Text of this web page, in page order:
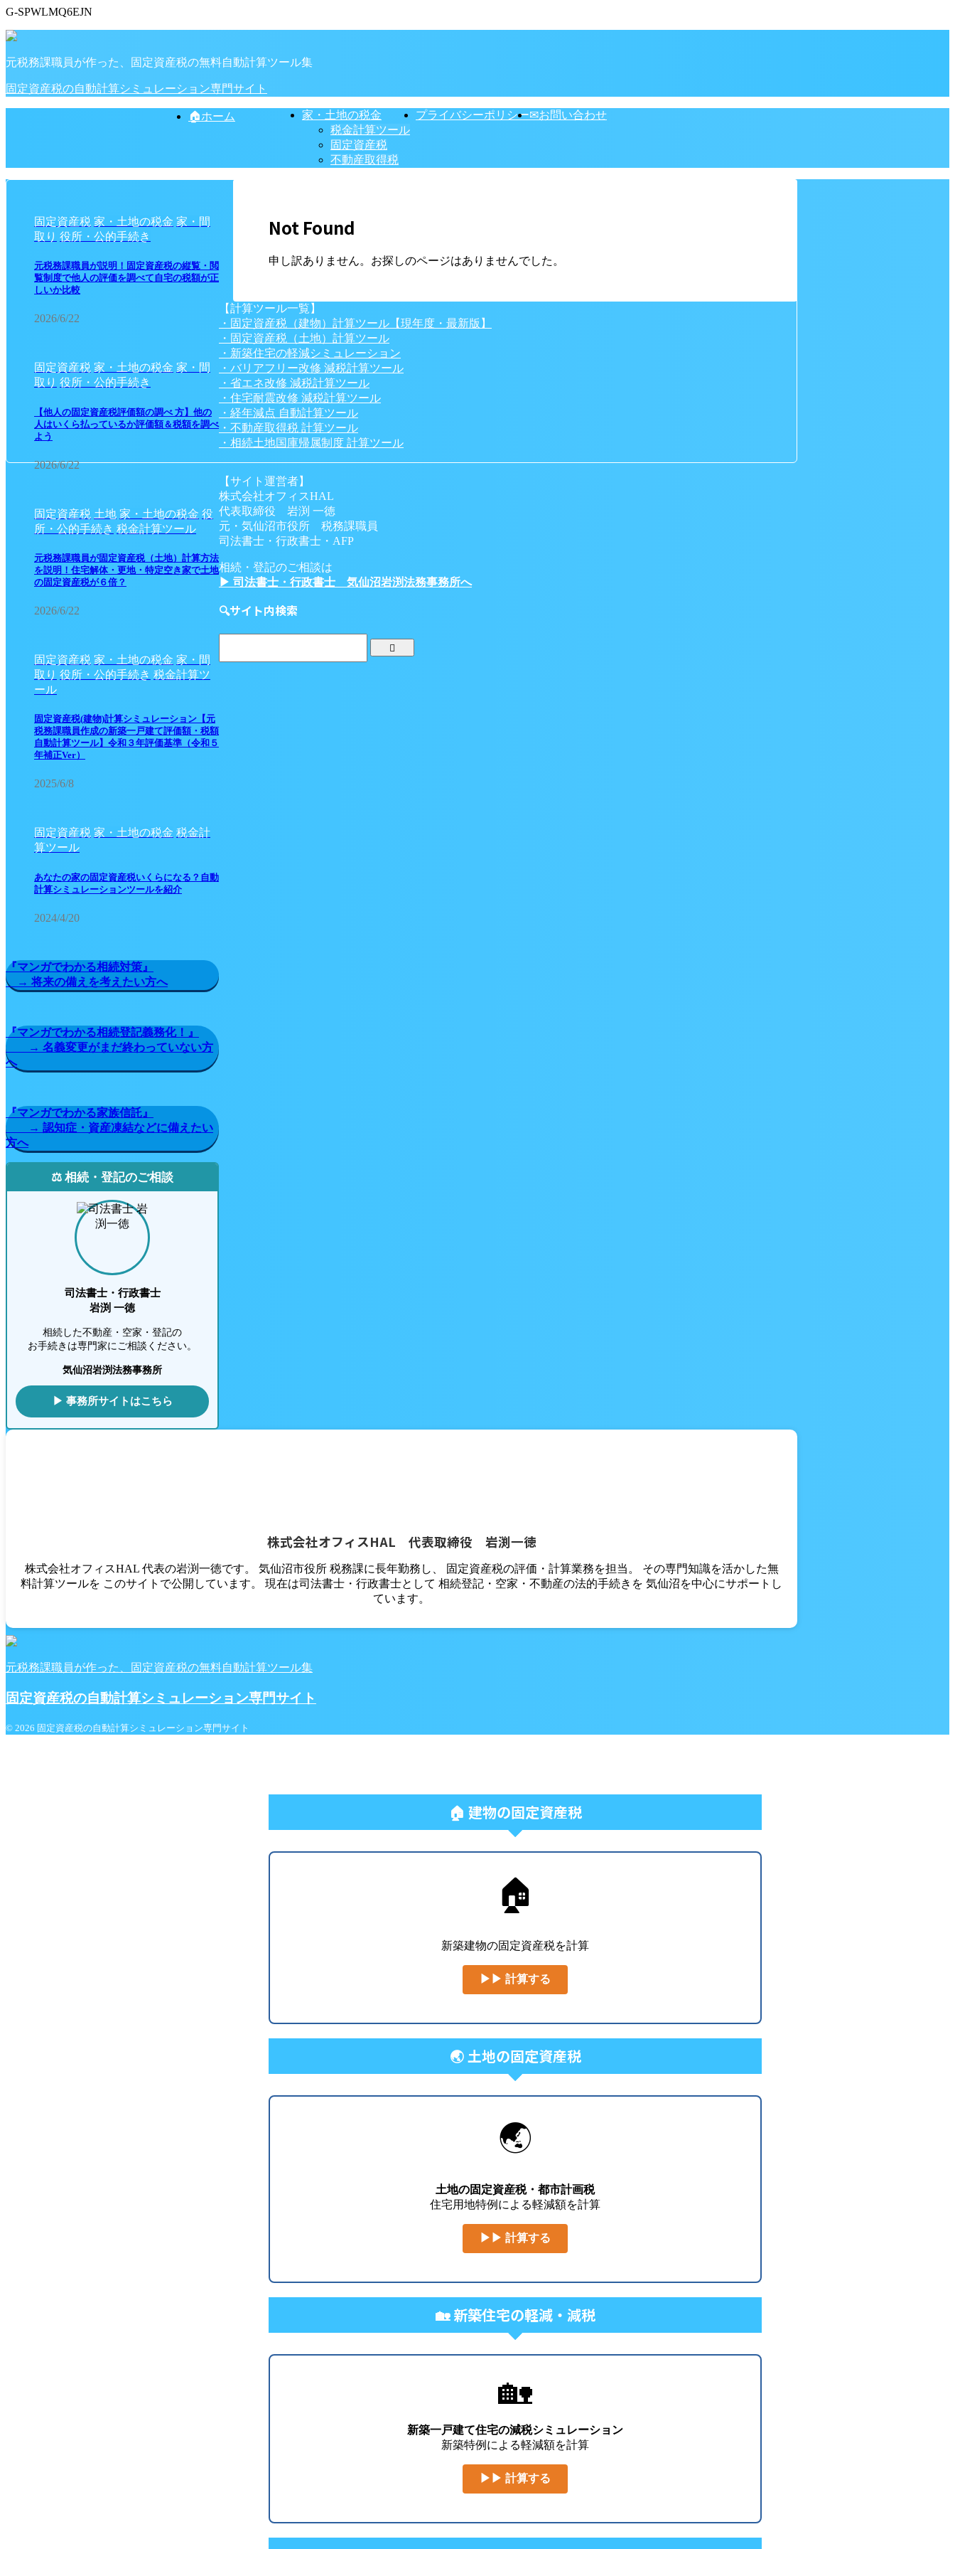
G-SPWLMQ6EJN
元税務課職員が作った、固定資産税の無料自動計算ツール集
固定資産税の自動計算シミュレーション専門サイト
🏠ホーム
家・土地の税金
税金計算ツール
固定資産税
不動産取得税
プライバシーポリシー✉お問い合わせ
Not Found
申し訳ありません。お探しのページはありませんでした。
固定資産税 家・土地の税金 家・間
取り 役所・公的手続き
元税務課職員が説明！固定資産税の縦覧・閲
覧制度で他人の評価を調べて自宅の税額が正
しいか比較
2026/6/22
固定資産税 家・土地の税金 家・間
取り 役所・公的手続き
【他人の固定資産税評価額の調べ 方】他の
人はいくら払っているか評価額＆税額を調べ
よう
2026/6/22
固定資産税 土地 家・土地の税金 役
所・公的手続き 税金計算ツール
元税務課職員が固定資産税（土地）計算方法
を説明！住宅解体・更地・特定空き家で土地
の固定資産税が６倍？
2026/6/22
固定資産税 家・土地の税金 家・間
取り 役所・公的手続き 税金計算ツ
ール
固定資産税(建物)計算シミュレーション【元
税務課職員作成の新築一戸建て評価額・税額
自動計算ツール】令和３年評価基準（令和５
年補正Ver）
2025/6/8
固定資産税 家・土地の税金 税金計
算ツール
あなたの家の固定資産税いくらになる？自動
計算シミュレーションツールを紹介
2024/4/20
『マンガでわかる相続対策』
→ 将来の備えを考えたい方へ
『マンガでわかる相続登記義務化！』
→ 名義変更がまだ終わっていない方
へ
『マンガでわかる家族信託』
→ 認知症・資産凍結などに備えたい
方へ
⚖️ 相続・登記のご相談
司法書士・行政書士
岩渕 一徳
相続した不動産・空家・登記の
お手続きは専門家にご相談ください。
気仙沼岩渕法務事務所
▶ 事務所サイトはこちら
【計算ツール一覧】
・固定資産税（建物）計算ツール【現年度・最新版】
・固定資産税（土地）計算ツール
・新築住宅の軽減シミュレーション
・バリアフリー改修 減税計算ツール
・省エネ改修 減税計算ツール
・住宅耐震改修 減税計算ツール
・経年減点 自動計算ツール
・不動産取得税 計算ツール
・相続土地国庫帰属制度 計算ツール
【サイト運営者】
株式会社オフィスHAL
代表取締役 岩渕 一徳
元・気仙沼市役所 税務課職員
司法書士・行政書士・AFP
相続・登記のご相談は
▶ 司法書士・行政書士 気仙沼岩渕法務事務所へ
🔍サイト内検索
株式会社オフィスHAL 代表取締役 岩渕一徳
株式会社オフィスHAL 代表の岩渕一徳です。 気仙沼市役所 税務課に長年勤務し、 固定資産税の評価・計算業務を担当。 その専門知識を活かした無
料計算ツールを このサイトで公開しています。 現在は司法書士・行政書士として 相続登記・空家・不動産の法的手続きを 気仙沼を中心にサポートし
ています。
元税務課職員が作った、固定資産税の無料自動計算ツール集
固定資産税の自動計算シミュレーション専門サイト
© 2026 固定資産税の自動計算シミュレーション専門サイト
🏠 建物の固定資産税
🏠
新築建物の固定資産税を計算
▶▶ 計算する
🌏 土地の固定資産税
🌏
土地の固定資産税・都市計画税
住宅用地特例による軽減額を計算
▶▶ 計算する
🏡 新築住宅の軽減・減税
🏡
新築一戸建て住宅の減税シミュレーション
新築特例による軽減額を計算
▶▶ 計算する